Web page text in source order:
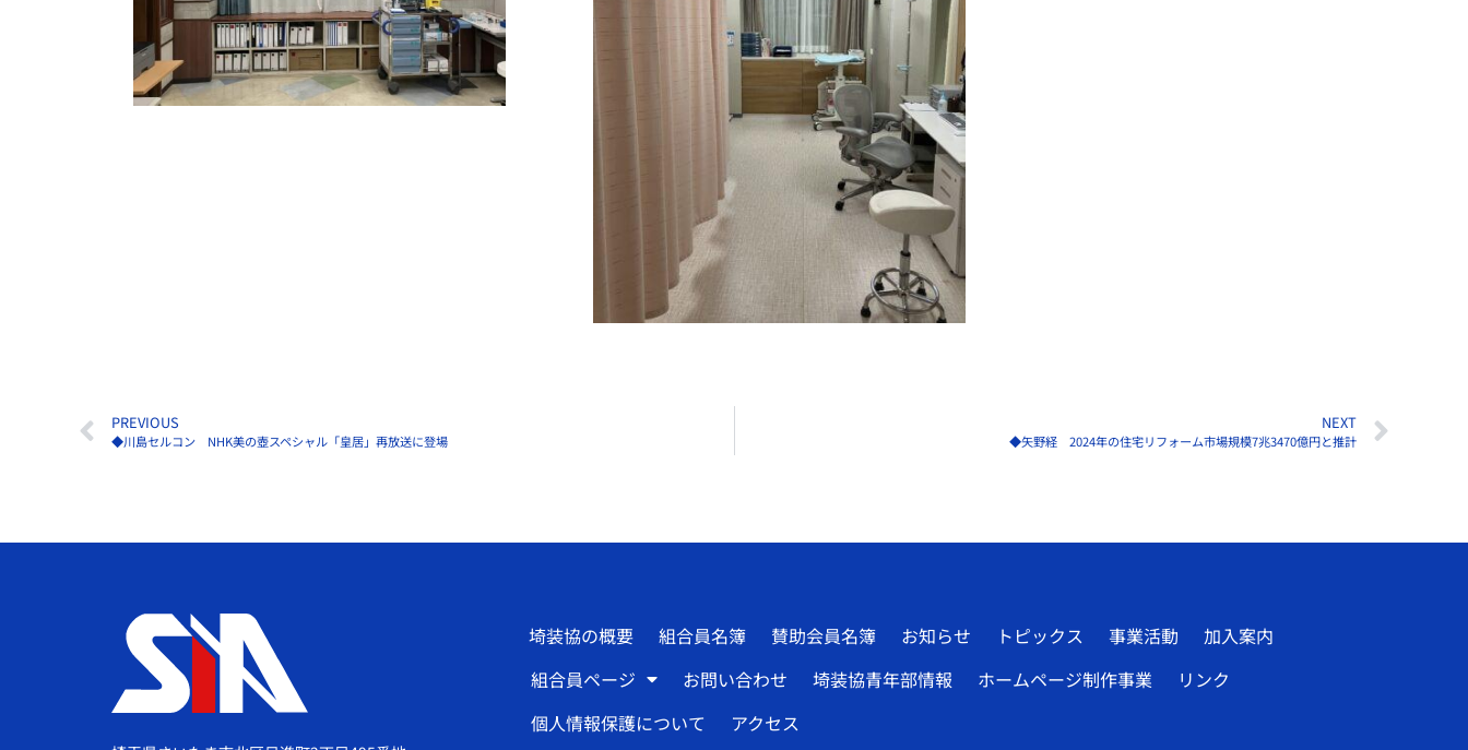
PREVIOUS
◆川島セルコン NHK美の壺スペシャル「皇居」再放送に登場
NEXT
◆矢野経 2024年の住宅リフォーム市場規模7兆3470億円と推計
埼装協の概要 組合員名簿 賛助会員名簿 お知らせ トピックス 事業活動
加入案内
組合員ページ
お問い合わせ 埼装協青年部情報 ホームページ制作事業
リンク
個人情報保護について
アクセス